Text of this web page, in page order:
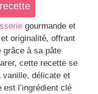
gourmande et
originalité, offrant
grâce à sa pâte
cette recette se
vanille, délicate et
l’ingrédient clé